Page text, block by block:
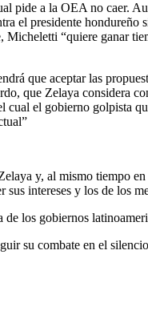
pide a la OEA no caer.
el presidente
“quiere ganar
que aceptar las
que Zelaya considera
el gobierno golpista
y, al mismo tiempo
intereses y los de los
los gobiernos
su combate en el